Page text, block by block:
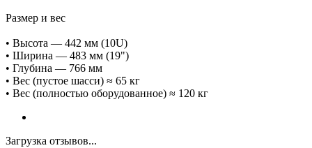
Размер и вес
• Высота — 442 мм (10U)
• Ширина — 483 мм (19")
• Глубина — 766 мм
• Вес (пустое шасси) ≈ 65 кг
• Вес (полностью оборудованное) ≈ 120 кг
Загрузка отзывов...